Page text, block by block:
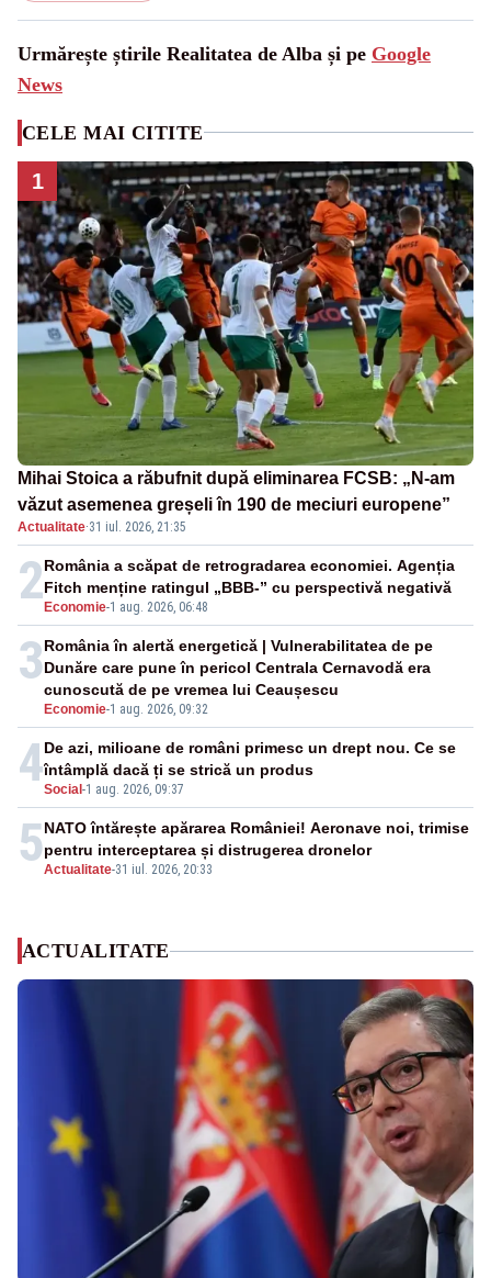
Urmărește știrile Realitatea de Alba și pe Google
News
CELE MAI CITITE
1
Mihai Stoica a răbufnit după eliminarea FCSB: „N-am
văzut asemenea greșeli în 190 de meciuri europene”
Actualitate·31 iul. 2026, 21:35
2 Economie-1 aug. 2026, 06:48
România a scăpat de retrogradarea economiei. Agenția
Fitch menține ratingul „BBB-” cu perspectivă negativă
3
Economie-1 aug. 2026, 09:32
România în alertă energetică | Vulnerabilitatea de pe
Dunăre care pune în pericol Centrala Cernavodă era
cunoscută de pe vremea lui Ceaușescu
4Social -1 aug. 2026, 09:37
De azi, milioane de români primesc un drept nou. Ce se
întâmplă dacă ți se strică un produs
5Actualitate-31 iul. 2026, 20:33
NATO întărește apărarea României! Aeronave noi, trimise
pentru interceptarea și distrugerea dronelor
ACTUALITATE